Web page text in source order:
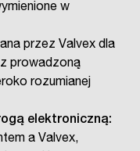
w
przez Valvex dla
prowadzoną
rozumianej
elektroniczną:
a Valvex,